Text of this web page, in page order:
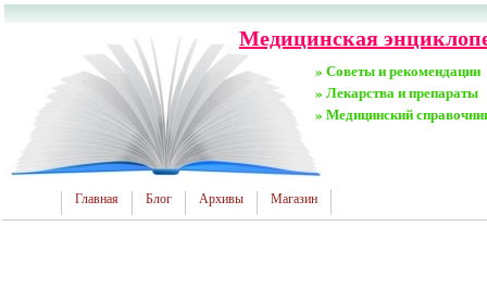
Медицинская
» Советы и рекомендации
» Лекарства и препараты
» Медицинский
Главная Блог Архивы Магазин